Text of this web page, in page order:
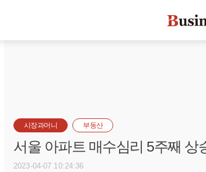
시장과머니 부동산
서울 아파트 매수심리 5주째 상
2023-04-07 10:24:36